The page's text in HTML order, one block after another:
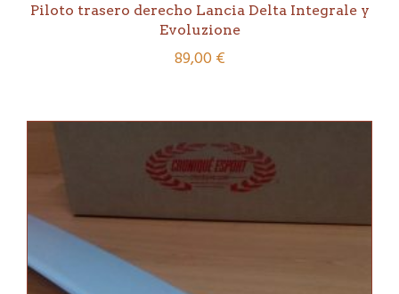
Piloto trasero derecho Lancia Delta Integrale y
Evoluzione
89,00€